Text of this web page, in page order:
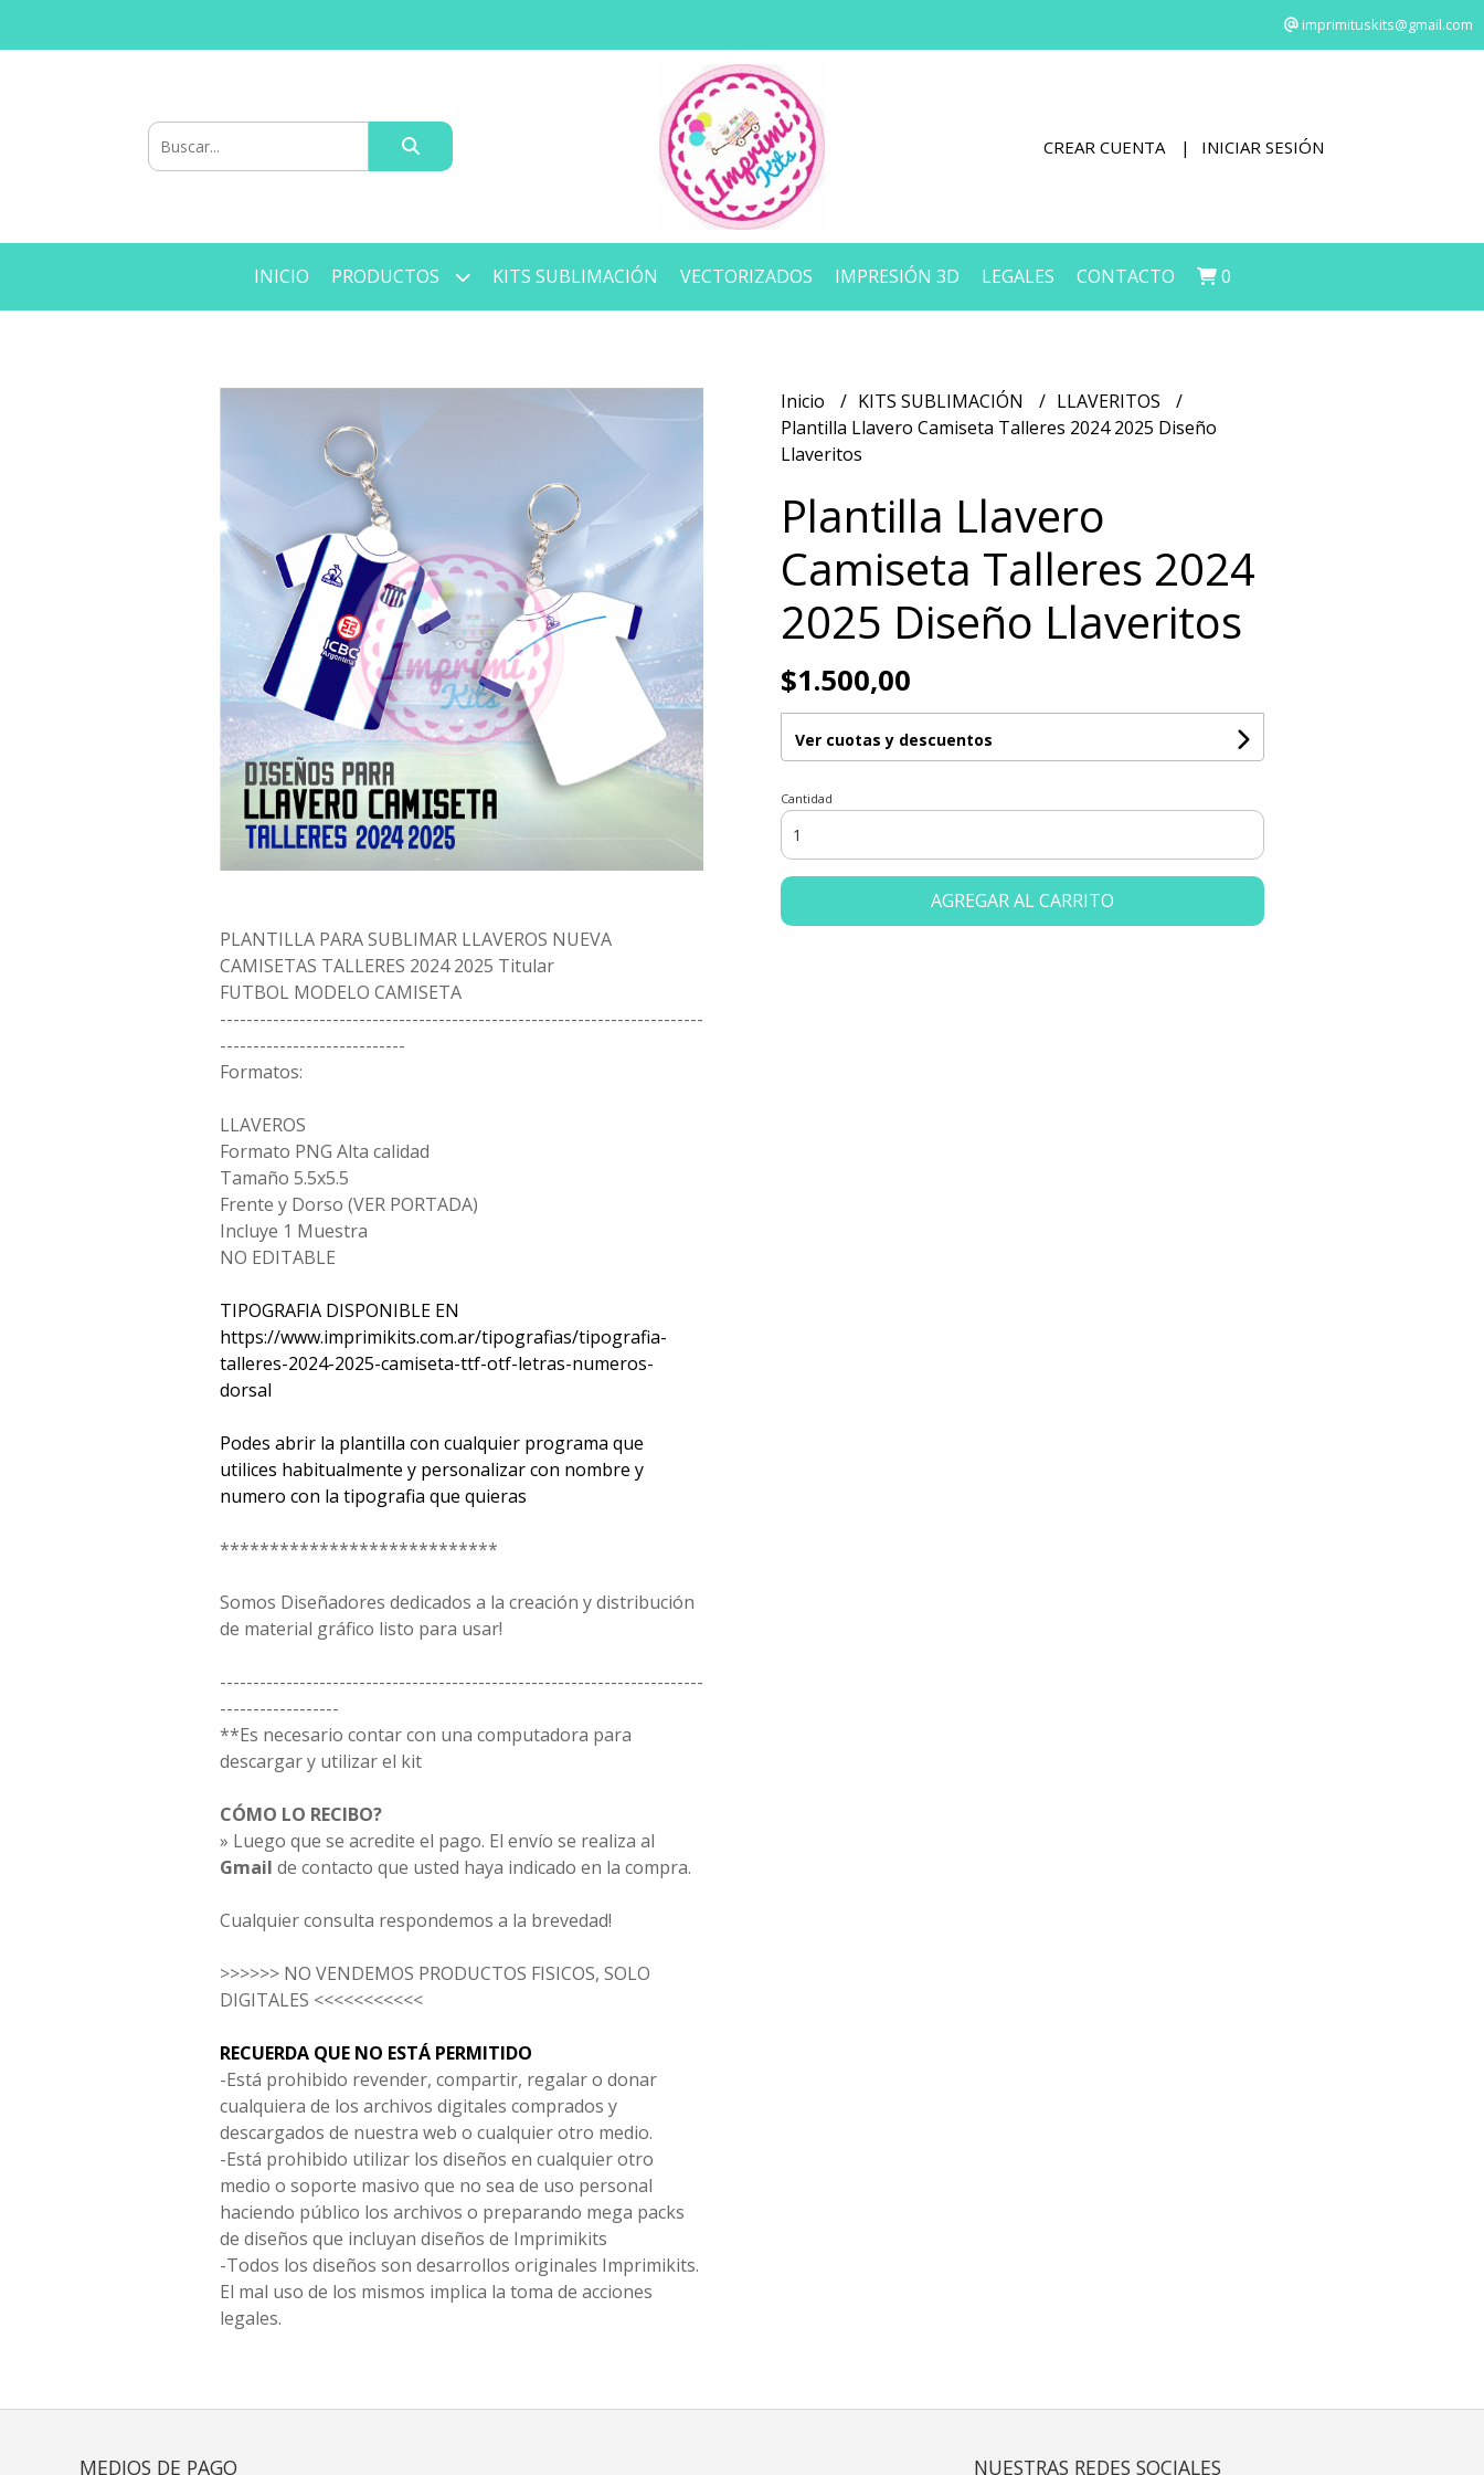
imprimituskits@gmail.com
CREAR CUENTA INICIAR SESIÓN
INICIO PRODUCTOS KITS SUBLIMACIÓN VECTORIZADOS IMPRESIÓN 3D LEGALES CONTACTO 0
PLANTILLA PARA SUBLIMAR LLAVEROS NUEVA
CAMISETAS TALLERES 2024 2025 Titular
FUTBOL MODELO CAMISETA
-------------------------------------------------------------------------
----------------------------
Formatos:
LLAVEROS
Formato PNG Alta calidad
Tamaño 5.5x5.5
Frente y Dorso (VER PORTADA)
Incluye 1 Muestra
NO EDITABLE
TIPOGRAFIA DISPONIBLE EN
https://www.imprimikits.com.ar/tipografias/tipografia-
talleres-2024-2025-camiseta-ttf-otf-letras-numeros-
dorsal
Podes abrir la plantilla con cualquier programa que
utilices habitualmente y personalizar con nombre y
numero con la tipografia que quieras
****************************
Somos Diseñadores dedicados a la creación y distribución
de material gráfico listo para usar!
-------------------------------------------------------------------------
------------------
**Es necesario contar con una computadora para
descargar y utilizar el kit
CÓMO LO RECIBO?
» Luego que se acredite el pago. El envío se realiza al
Gmail de contacto que usted haya indicado en la compra.
Cualquier consulta respondemos a la brevedad!
>>>>>> NO VENDEMOS PRODUCTOS FISICOS, SOLO
DIGITALES <<<<<<<<<<<
RECUERDA QUE NO ESTÁ PERMITIDO
-Está prohibido revender, compartir, regalar o donar
cualquiera de los archivos digitales comprados y
descargados de nuestra web o cualquier otro medio.
-Está prohibido utilizar los diseños en cualquier otro
medio o soporte masivo que no sea de uso personal
haciendo público los archivos o preparando mega packs
de diseños que incluyan diseños de Imprimikits
-Todos los diseños son desarrollos originales Imprimikits.
El mal uso de los mismos implica la toma de acciones
legales.
Inicio KITS SUBLIMACIÓN
LLAVERITOS
Plantilla Llavero Camiseta Talleres 2024 2025 Diseño
Llaveritos
Plantilla Llavero
Camiseta Talleres 2024
2025 Diseño Llaveritos
$1.500,00
Ver cuotas y descuentos
Cantidad
AGREGAR AL CARRITO
MEDIOS DE PAGO NUESTRAS REDES SOCIALES